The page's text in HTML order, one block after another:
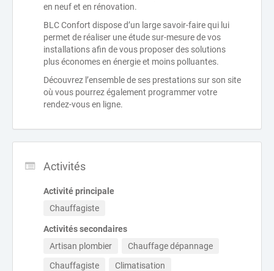
en neuf et en rénovation.
BLC Confort dispose d’un large savoir-faire qui lui
permet de réaliser une étude sur-mesure de vos
installations afin de vous proposer des solutions
plus économes en énergie et moins polluantes.
Découvrez l’ensemble de ses prestations sur son site
où vous pourrez également programmer votre
rendez-vous en ligne.
Activités
Activité principale
Chauffagiste
Activités secondaires
Artisan plombier
Chauffage dépannage
Chauffagiste
Climatisation